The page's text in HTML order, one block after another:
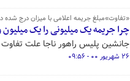
«تفاوت»مبلغ جریمه اعلامی با میزان درج شده
چرا جریمه یک میلیونی را یک میلیون
جانشین پلیس راهور ناجا علت
۲۶ شهریور ۰۰ - ۰۹:۵۶